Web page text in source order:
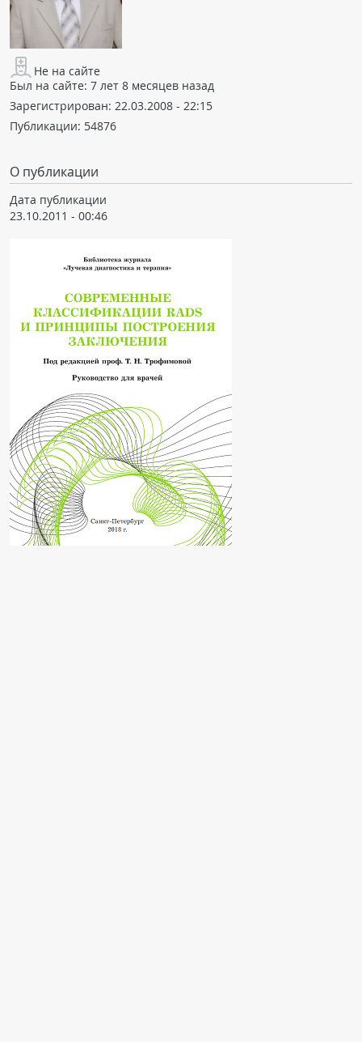
Не на сайте
Был на сайте: 7 лет 8 месяцев назад
Зарегистрирован: 22.03.2008 - 22:15
Публикации: 54876
О публикации
Дата публикации
23.10.2011 - 00:46